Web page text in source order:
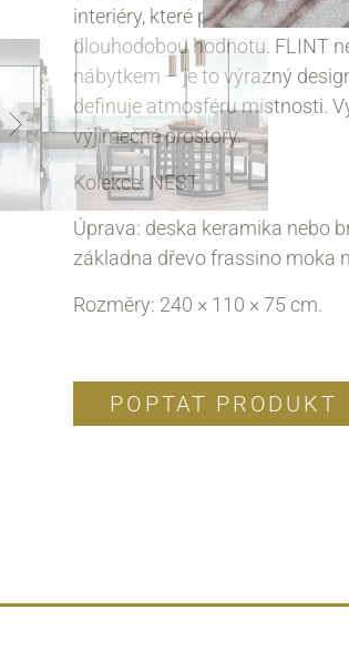
interiéry, které preferují
dlouhodobou hodnotu. FLINT
nábytkem – je to výrazný
definuje atmosféru místnosti.
výjimečné prostory.
Kolekce: NEST
Úprava: deska keramika nebo
základna dřevo frassino moka
Rozměry: 240 × 110 × 75 cm.
POPTAT PRODUKT